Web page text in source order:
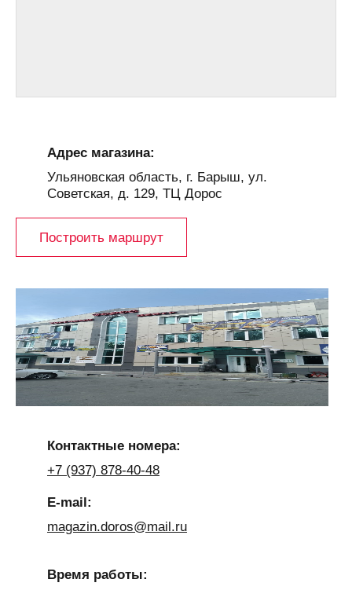
Адрес магазина:
Ульяновская область, г. Барыш, ул.
Советская, д. 129, ТЦ Дорос
Построить маршрут
Контактные номера:
+7 (937) 878-40-48
E-mail:
magazin.doros@mail.ru
Время работы: